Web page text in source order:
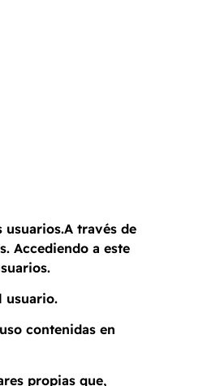
usuarios.A través de
Accediendo a este
usuario.
contenidas en
propias que,